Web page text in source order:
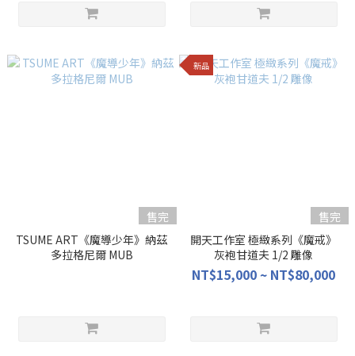
售完
TSUME ART《魔導少年》納茲
多拉格尼爾 MUB
新品
售完
開天工作室 極緻系列《魔戒》
灰袍甘道夫 1/2 雕像
NT$15,000 ~ NT$80,000